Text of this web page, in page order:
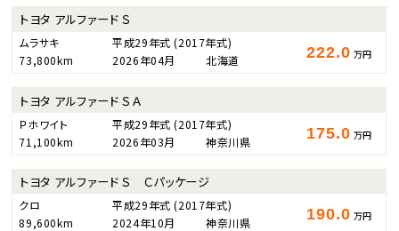
トヨタ アルファード Ｓ
ムラサキ 平成29年式(2017年式)
73,800km
2026年04月 北海道 222.0 万円
トヨタ アルファード ＳＡ
Ｐホワイト 平成29年式(2017年式)
71,100km
2026年03月 神奈川県 175.0 万円
トヨタ アルファード Ｓ Ｃパッケージ
クロ 平成29年式(2017年式)
89,600km
2024年10月 神奈川県 190.0 万円